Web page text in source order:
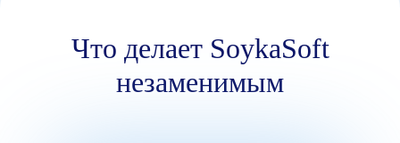
Что делает SoykaSoft
незаменимым